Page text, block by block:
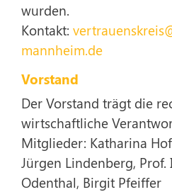
wurden.
Kontakt:
mannheim.de
Vorstand
Der Vorstand trägt die
wirtschaftliche
Mitglieder: Katharina
Jürgen Lindenberg,
Odenthal, Birgit Pfeiffer